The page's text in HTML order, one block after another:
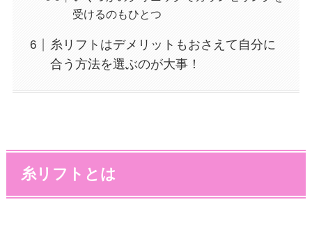
受けるのもひとつ
糸リフトはデメリットもおさえて自分に
合う方法を選ぶのが大事！
糸リフトとは